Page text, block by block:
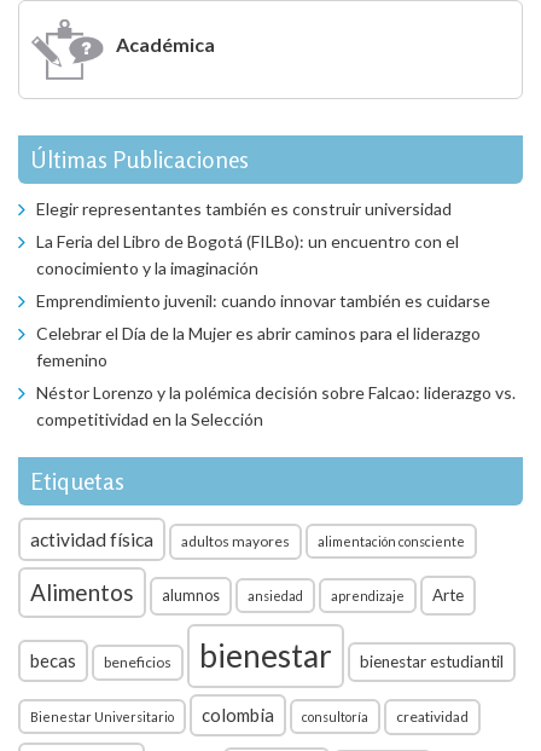
Académica
Últimas Publicaciones
Elegir representantes también es construir universidad
La Feria del Libro de Bogotá (FILBo): un encuentro con el
conocimiento y la imaginación
Emprendimiento juvenil: cuando innovar también es cuidarse
Celebrar el Día de la Mujer es abrir caminos para el liderazgo
femenino
Néstor Lorenzo y la polémica decisión sobre Falcao: liderazgo vs.
competitividad en la Selección
Etiquetas
actividad física adultos mayores alimentación consciente
Alimentos alumnos ansiedad aprendizaje Arte
becas beneficios bienestar bienestar estudiantil
Bienestar Universitario colombia consultoría creatividad